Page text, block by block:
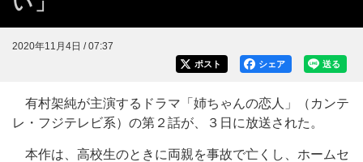
2020年11月4日 / 07:37
送る
シェア
ポスト
有村架純が主演するドラマ「姉ちゃんの恋人」（カンテ
レ・フジテレビ系）の第２話が、３日に放送された。
本作は、高校生のときに両親を事故で亡くし、ホームセ